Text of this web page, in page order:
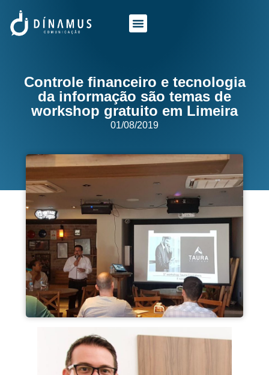
Controle financeiro e tecnologia
da informação são temas de
workshop gratuito em Limeira
01/08/2019